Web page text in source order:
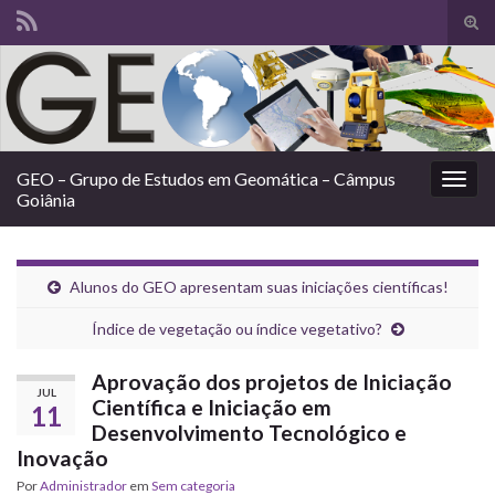
de
Search for:
GEO – Grupo de Estudos em Geomática – Câmpus
Goiânia
Alunos do GEO apresentam suas iniciações científicas!
Índice de vegetação ou índice vegetativo?
JUL
11
Aprovação dos projetos de Iniciação
Científica e Iniciação em
Desenvolvimento Tecnológico e
Inovação
PorAdministrador em Sem categoria